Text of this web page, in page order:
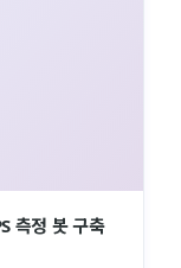
측정 봇 구축